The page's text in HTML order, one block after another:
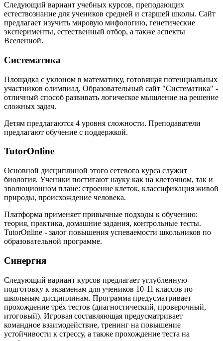
Следующий вариант учебных курсов, преподающих
естествознание для учеников средней и старшей школы. Сайт
предлагает изучить мировую мифологию, генетические
эксперименты, естественный отбор, а также аспекты
Вселенной.
Систематика
Площадка с уклоном в математику, готовящая потенциальных
участников олимпиад. Образовательный сайт "Систематика" -
отличный способ развивать логическое мышление на решение
сложных задач.
Детям предлагаются 4 уровня сложности. Преподаватели
предлагают обучение с поддержкой.
TutorOnline
Основной дисциплиной этого сетевого курса служит
биология. Ученики постигают науку как на клеточном, так и
эволюционном плане: строение клеток, классификация живой
природы, происхождение человека.
Платформа применяет привычные подходы к обучению:
теория, практика, домашние задания, контрольные тесты.
TutorOnline - залог повышения успеваемости школьников по
образовательной программе.
Синергия
Следующий вариант курсов предлагает углубленную
подготовку к экзаменам для учеников 10-11 классов по
школьным дисциплинам. Программа предусматривает
прохождение трёх тестов (диагностический, проверочный,
итоговый). Игровая составляющая предусматривает
командное взаимодействие, тренинг на повышение
устойчивости к стрессу, а также прохождение теста на